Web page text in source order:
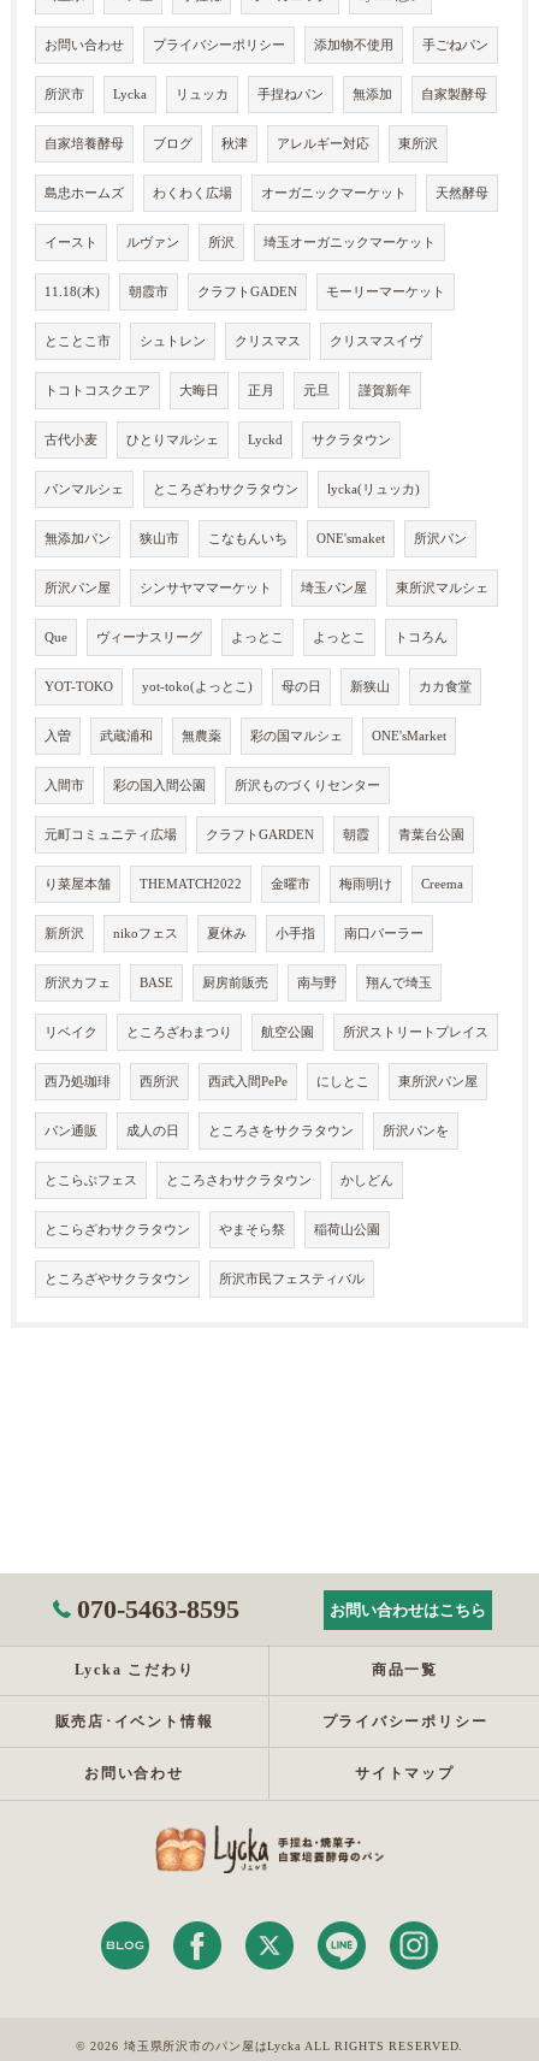
お問い合わせ プライバシーポリシー 添加物不使用 手ごねパン
所沢市 Lycka リュッカ 手捏ねパン 無添加 自家製酵母
自家培養酵母 ブログ 秋津 アレルギー対応 東所沢
島忠ホームズ わくわく広場 オーガニックマーケット 天然酵母
イースト ルヴァン 所沢 埼玉オーガニックマーケット
11.18(木) 朝霞市 クラフトGADEN モーリーマーケット
とことこ市 シュトレン クリスマス クリスマスイヴ
トコトコスクエア 大晦日 正月 元旦 謹賀新年
古代小麦 ひとりマルシェ Lyckd サクラタウン
パンマルシェ ところざわサクラタウン lycka(リュッカ)
無添加パン 狭山市 こなもんいち ONE'smaket 所沢パン
所沢パン屋 シンサヤママーケット 埼玉パン屋 東所沢マルシェ
Que ヴィーナスリーグ よっとこ よっとこ トコろん
YOT-TOKO yot-toko(よっとこ) 母の日 新狭山 カカ食堂
入曽 武蔵浦和 無農薬 彩の国マルシェ ONE'sMarket
入間市 彩の国入間公園 所沢ものづくりセンター
元町コミュニティ広場 クラフトGARDEN 朝霞 青葉台公園
り菜屋本舗 THEMATCH2022 金曜市 梅雨明け Creema
新所沢 nikoフェス 夏休み 小手指 南口パーラー
所沢カフェ BASE 厨房前販売 南与野 翔んで埼玉
リベイク ところざわまつり 航空公園 所沢ストリートプレイス
西乃処珈琲 西所沢 西武入間PePe にしとこ 東所沢パン屋
パン通販 成人の日 ところさをサクラタウン 所沢パンを
とこらぶフェス ところさわサクラタウン かしどん
とこらざわサクラタウン やまそら祭 稲荷山公園
ところざやサクラタウン 所沢市民フェスティバル
070-5463-8595 お問い合わせはこちら
Lycka こだわり 商品一覧
販売店･イベント情報 プライバシーポリシー
お問い合わせ サイトマップ
© 2026 埼玉県所沢市のパン屋はLycka ALL RIGHTS RESERVED.